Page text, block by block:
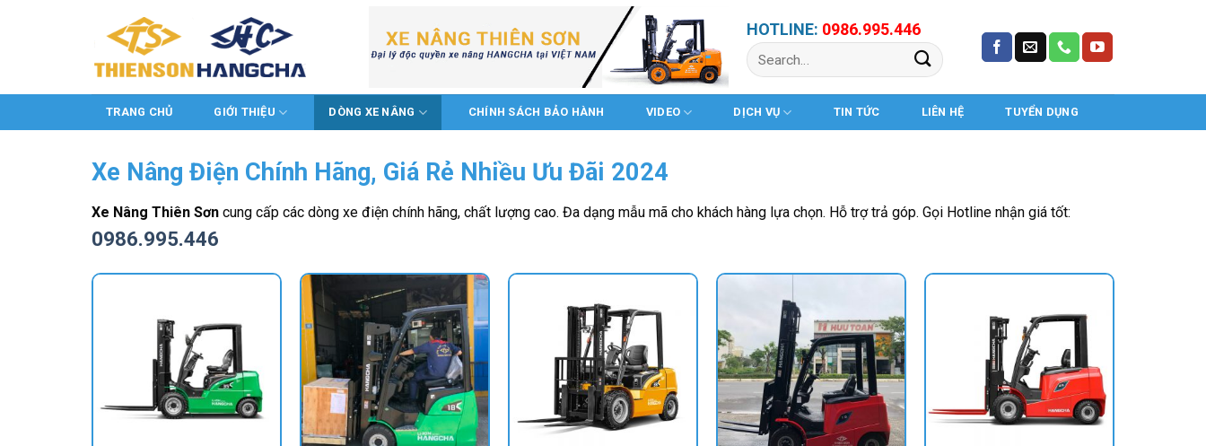
HOTLINE: 0986.995.446
Search
for:
TRANG CHỦ GIỚI THIỆU DÒNG XE NÂNG CHÍNH SÁCH BẢO HÀNH VIDEO DỊCH VỤ TIN TỨC LIÊN HỆ TUYỂN DỤNG
Xe Nâng Điện Chính Hãng, Giá Rẻ Nhiều Ưu Đãi 2024
Xe Nâng Thiên Sơn cung cấp các dòng xe điện chính hãng, chất lượng cao. Đa dạng mẫu mã cho khách hàng lựa chọn. Hỗ trợ trả góp. Gọi Hotline nhận giá tốt:
0986.995.446